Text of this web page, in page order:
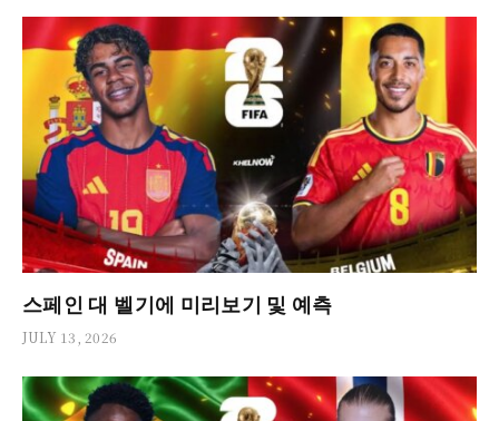
스페인 대 벨기에 미리보기 및 예측
JULY 13, 2026